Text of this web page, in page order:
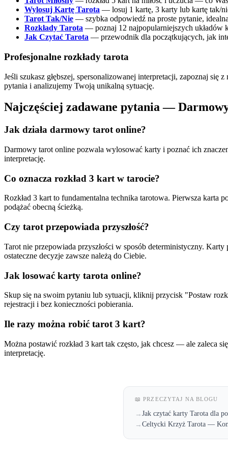
Wylosuj Kartę Tarota — losuj 1 kartę, 3 karty lub kartę tak/
Tarot Tak/Nie — szybka odpowiedź na proste pytanie,
Rozkłady Tarota — poznaj 12 najpopularniejszych układów
Jak Czytać Tarota — przewodnik dla początkujących, jak
Profesjonalne rozkłady tarota
Jeśli szukasz głębszej, spersonalizowanej interpretacji, zapoznaj się z
pytania i analizujemy Twoją unikalną sytuację.
Najczęściej zadawane pytania —
Jak działa darmowy tarot online?
Darmowy tarot online pozwala wylosować karty i poznać ich
interpretację.
Co oznacza rozkład 3 kart w tarocie?
Rozkład 3 kart to fundamentalna technika tarotowa. Pierwsza
podążać obecną ścieżką.
Czy tarot przepowiada przyszłość?
Tarot nie przepowiada przyszłości w sposób deterministyczny.
ostateczne decyzje zawsze należą do Ciebie.
Jak losować karty tarota online?
Skup się na swoim pytaniu lub sytuacji, kliknij przycisk "Postaw
rejestracji i bez konieczności pobierania.
Ile razy można robić tarot 3 kart?
Można postawić rozkład 3 kart tak często, jak chcesz — ale zaleca
interpretację.
📖 PRZECZYTAJ NA BLOGU
→Jak czytać karty Tarota dla
→Celtycki Krzyż Tarota —